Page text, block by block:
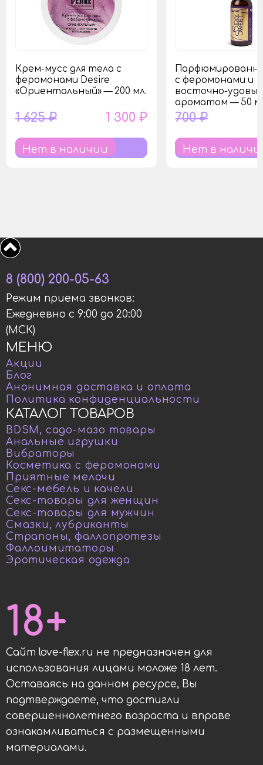
Крем-мусс для тела с
феромонами Desire
«Ориентальный» — 200 мл.
1 625 ₽ 1 300 ₽
Нет в наличии
с феромонами и
восточно-
ароматом — 50
700 ₽
Нет в
КАТАЛОГ ТОВАРОВ
BDSM, садо-мазо товары
Анальные игрушки
Вибраторы
Косметика с феромонами
Приятные мелочи
Секс-мебель и качели
Секс-товары для женщин
Секс-товары для мужчин
Смазки, лубриканты
Страпоны, фаллопротезы
Фаллоимитаторы
Эротическая одежда
МЕНЮ
Акции
Блог
Анонимная доставка и оплата
Политика конфиденциальности
8 (800) 200-05-63
Режим приема звонков:
Ежедневно с 9:00 до 20:00
(МСК)
Сайт love-flex.ru не предназначен для
использования лицами моложе 18 лет.
Оставаясь на данном ресурсе, Вы
подтверждаете, что достигли
совершеннолетнего возраста и вправе
ознакамливаться с размещенными
материалами.
18+